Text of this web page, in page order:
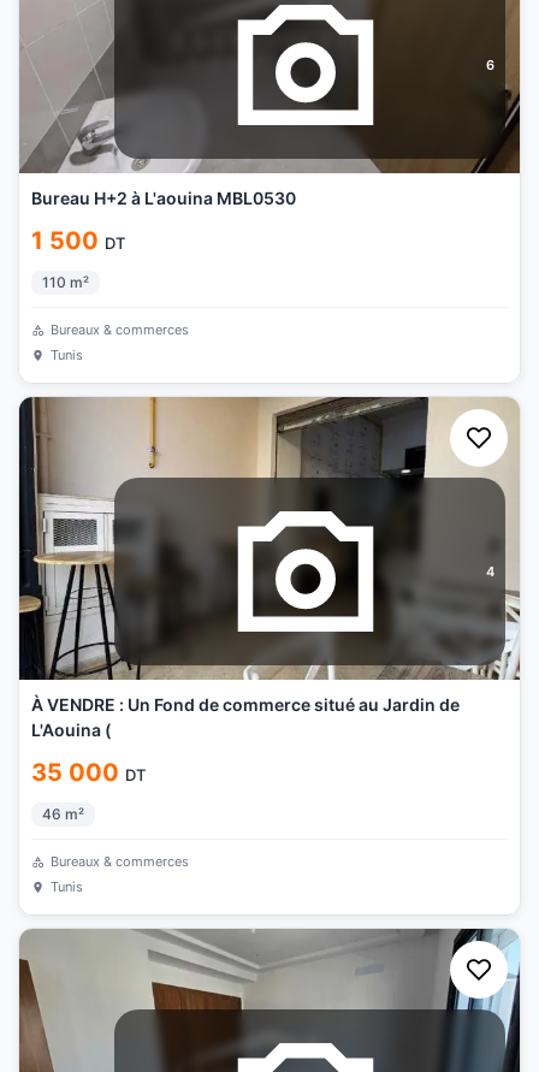
6
Bureau H+2 à L'aouina MBL0530
1 500 DT
110 m²
Bureaux & commerces
Tunis
4
À VENDRE : Un Fond de commerce situé au Jardin de
L'Aouina (
35 000 DT
46 m²
Bureaux & commerces
Tunis